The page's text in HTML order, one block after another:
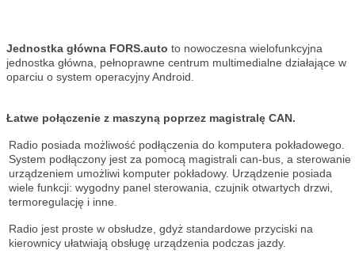
Jednostka główna FORS.auto to nowoczesna wielofunkcyjna
jednostka główna, pełnoprawne centrum multimedialne działające w
oparciu o system operacyjny Android.
Łatwe połączenie z maszyną poprzez magistralę CAN.
Radio posiada możliwość podłączenia do komputera pokładowego.
System podłączony jest za pomocą magistrali can-bus, a sterowanie
urządzeniem umożliwi komputer pokładowy. Urządzenie posiada
wiele funkcji: wygodny panel sterowania, czujnik otwartych drzwi,
termoregulację i inne.
Radio jest proste w obsłudze, gdyż standardowe przyciski na
kierownicy ułatwiają obsługę urządzenia podczas jazdy.